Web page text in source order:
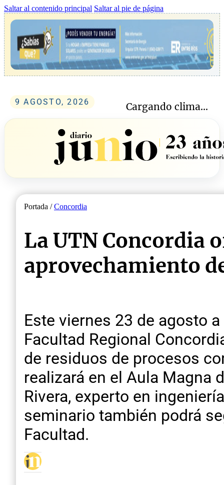
Saltar al contenido principal Saltar al pie de página
9 AGOSTO, 2026 Cargando clima...
Portada /Concordia
La UTN Concordia
aprovechamiento
Este viernes 23 de agosto
Facultad Regional
de residuos de procesos
realizará en el Aula Magna
Rivera, experto en
seminario también podrá
Facultad.